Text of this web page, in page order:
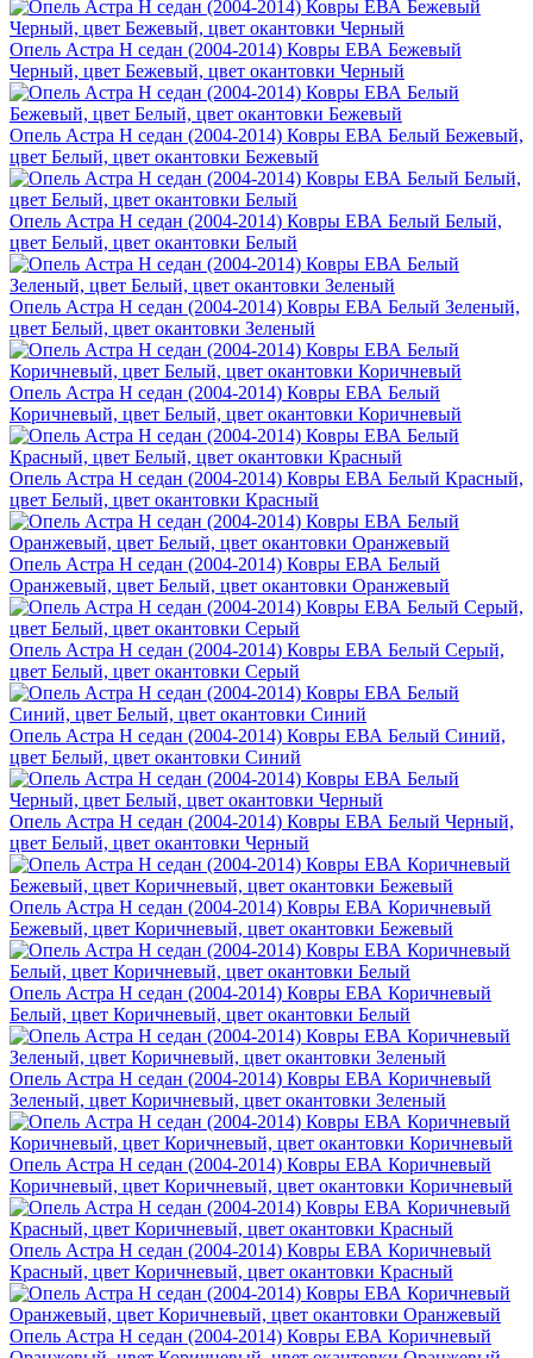
Опель Астра H седан (2004-2014) Ковры ЕВА Бежевый
Черный, цвет Бежевый, цвет окантовки Черный
Опель Астра H седан (2004-2014) Ковры ЕВА Белый Бежевый,
цвет Белый, цвет окантовки Бежевый
Опель Астра H седан (2004-2014) Ковры ЕВА Белый Белый,
цвет Белый, цвет окантовки Белый
Опель Астра H седан (2004-2014) Ковры ЕВА Белый Зеленый,
цвет Белый, цвет окантовки Зеленый
Опель Астра H седан (2004-2014) Ковры ЕВА Белый
Коричневый, цвет Белый, цвет окантовки Коричневый
Опель Астра H седан (2004-2014) Ковры ЕВА Белый Красный,
цвет Белый, цвет окантовки Красный
Опель Астра H седан (2004-2014) Ковры ЕВА Белый
Оранжевый, цвет Белый, цвет окантовки Оранжевый
Опель Астра H седан (2004-2014) Ковры ЕВА Белый Серый,
цвет Белый, цвет окантовки Серый
Опель Астра H седан (2004-2014) Ковры ЕВА Белый Синий,
цвет Белый, цвет окантовки Синий
Опель Астра H седан (2004-2014) Ковры ЕВА Белый Черный,
цвет Белый, цвет окантовки Черный
Опель Астра H седан (2004-2014) Ковры ЕВА Коричневый
Бежевый, цвет Коричневый, цвет окантовки Бежевый
Опель Астра H седан (2004-2014) Ковры ЕВА Коричневый
Белый, цвет Коричневый, цвет окантовки Белый
Опель Астра H седан (2004-2014) Ковры ЕВА Коричневый
Зеленый, цвет Коричневый, цвет окантовки Зеленый
Опель Астра H седан (2004-2014) Ковры ЕВА Коричневый
Коричневый, цвет Коричневый, цвет окантовки Коричневый
Опель Астра H седан (2004-2014) Ковры ЕВА Коричневый
Красный, цвет Коричневый, цвет окантовки Красный
Опель Астра H седан (2004-2014) Ковры ЕВА Коричневый